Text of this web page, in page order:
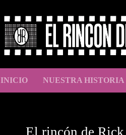
INICIO NUESTRA HISTORIA
El rincón de